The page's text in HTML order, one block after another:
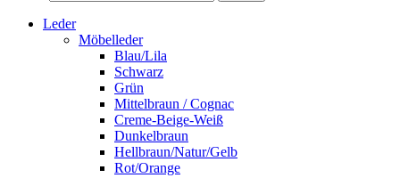
Leder
Möbelleder
Blau/Lila
Schwarz
Grün
Mittelbraun / Cognac
Creme-Beige-Weiß
Dunkelbraun
Hellbraun/Natur/Gelb
Rot/Orange